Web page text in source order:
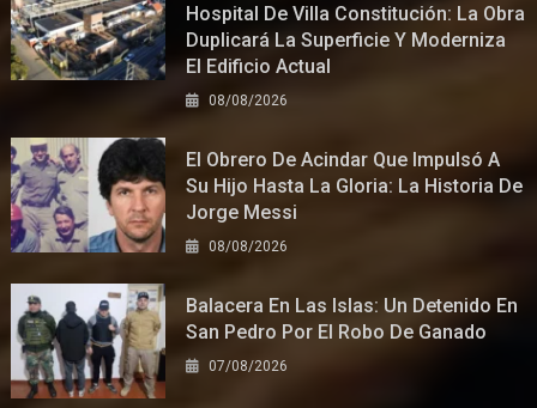
Hospital De Villa Constitución: La Obra
Duplicará La Superficie Y Moderniza
El Edificio Actual
08/08/2026
El Obrero De Acindar Que Impulsó A
Su Hijo Hasta La Gloria: La Historia De
Jorge Messi
08/08/2026
Balacera En Las Islas: Un Detenido En
San Pedro Por El Robo De Ganado
07/08/2026